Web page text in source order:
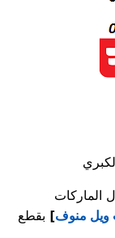
الماركات
ويل منوف] بقطع